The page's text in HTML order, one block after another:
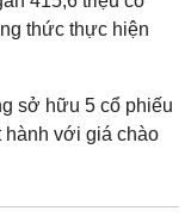
thức thực hiện
sở hữu 5 cổ phiếu
hành với giá chào